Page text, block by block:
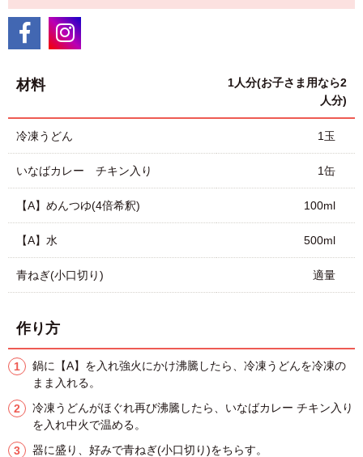
材料
1人分(お子さま用なら2
人分)
冷凍うどん 1玉
いなばカレー チキン入り 1缶
【A】めんつゆ(4倍希釈) 100ml
【A】水 500ml
青ねぎ(小口切り) 適量
作り方
鍋に【A】を入れ強火にかけ沸騰したら、冷凍うどんを冷凍の
まま入れる。
冷凍うどんがほぐれ再び沸騰したら、いなばカレー チキン入り
を入れ中火で温める。
器に盛り、好みで青ねぎ(小口切り)をちらす。